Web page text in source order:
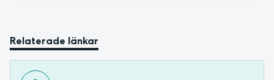
Relaterade länkar